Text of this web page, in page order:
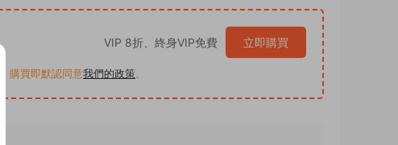
VIP 8折、終身VIP免費 立即購買
購買即默認同意我們的政策。